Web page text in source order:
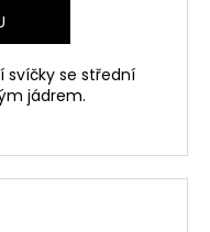
svíčky se střední
jádrem.